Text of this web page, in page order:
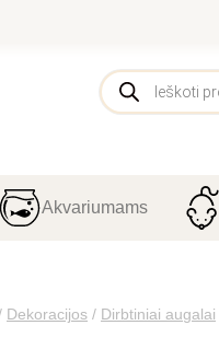
Akvariumams
Dekoracijos / Dirbtiniai augalai